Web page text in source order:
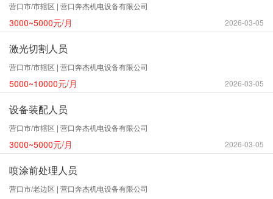
营口市/市辖区 | 营口奔杰机电设备有限公司
3000~5000元/月 2026-03-05
激光切割人员
营口市/市辖区 | 营口奔杰机电设备有限公司
5000~10000元/月 2026-03-05
设备装配人员
营口市/市辖区 | 营口奔杰机电设备有限公司
3000~5000元/月 2026-03-05
喷涂前处理人员
营口市/老边区 | 营口奔杰机电设备有限公司